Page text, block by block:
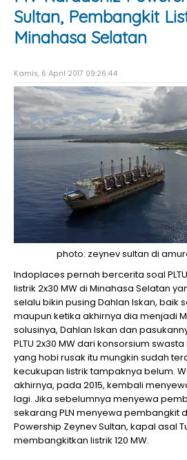
Sultan, Pembangkit
Minahasa Selatan
Kamis, 6 April 2017 09:26:44
photo: zeynev sultan di
Indoplaces pernah bercerita soal
listrik 2x30 MW di Minahasa Selatan
selalu bikin pusing Dahlan Iskan, baik
maupun ketika akhirnya dia menjadi
solusinya, Dahlan Iskan dan
PLTU 2x30 MW dari konsorsium swasta
yang hobi rusak itu mungkin sudah
kecukupan listrik tampaknya belum.
akhirnya, pada 2015, kembali
lagi. Jika sebelumnya menyewa
sekarang PLN menyewa pembangkit
Powership Zeynev Sultan, kapal asal
membangkitkan listrik 120 MW.